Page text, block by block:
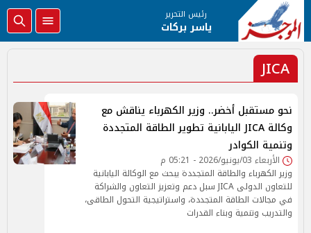
رئيس التحرير
ياسر بركات
JICA
نحو مستقبل أخضر.. وزير الكهرباء يناقش مع
وكالة JICA اليابانية تطوير الطاقة المتجددة
وتنمية الكوادر
الأربعاء 03/يونيو/2026 - 05:21 م
وزير الكهرباء والطاقة المتجددة يبحث مع الوكالة اليابانية
للتعاون الدولى JICA سبل دعم وتعزيز التعاون والشراكة
في مجالات الطاقة المتجددة، واستراتيجية التحول الطاقى،
والتدريب وتنمية وبناء القدرات